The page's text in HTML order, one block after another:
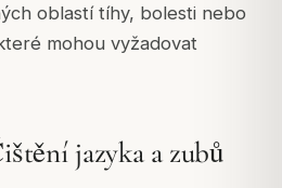
oblastí tíhy, bolesti nebo
mohou vyžadovat
jazyka a zubů